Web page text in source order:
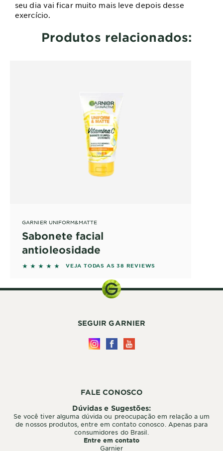
seu dia vai ficar muito mais leve depois desse
exercício.
Produtos relacionados:
GARNIER UNIFORM&MATTE
Sabonete facial
antioleosidade
5 out of 5 stars based on reviews
VEJA TODAS AS 38 REVIEWS
FALE CONOSCO
Dúvidas e Sugestões:
Se você tiver alguma dúvida ou preocupação em relação a um
de nossos produtos, entre em contato conosco. Apenas para
consumidores do Brasil.
Entre em contato
Garnier
SEGUIR GARNIER